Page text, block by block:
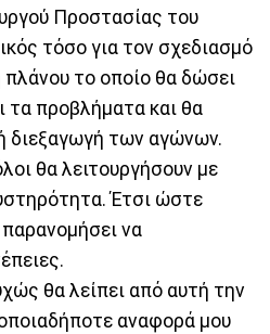
Προστασίας του
τόσο για τον σχεδιασμό
πλάνου το οποίο θα δώσει
τα προβλήματα και θα
διεξαγωγή των αγώνων.
θα λειτουργήσουν με
Έτσι ώστε
παρανομήσει να
θα λείπει από αυτή την
αναφορά μου